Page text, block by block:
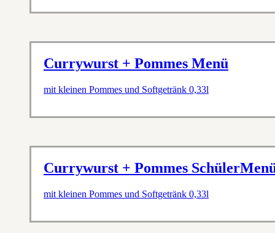
Currywurst + Pommes Menü
mit kleinen Pommes und Softgetränk 0,33l
Currywurst + Pommes
mit kleinen Pommes und Softgetränk 0,33l